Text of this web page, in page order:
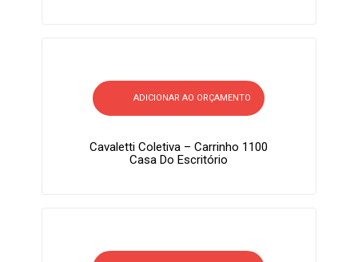
ADICIONAR AO ORÇAMENTO
Cavaletti Coletiva – Carrinho 1100
Casa Do Escritório